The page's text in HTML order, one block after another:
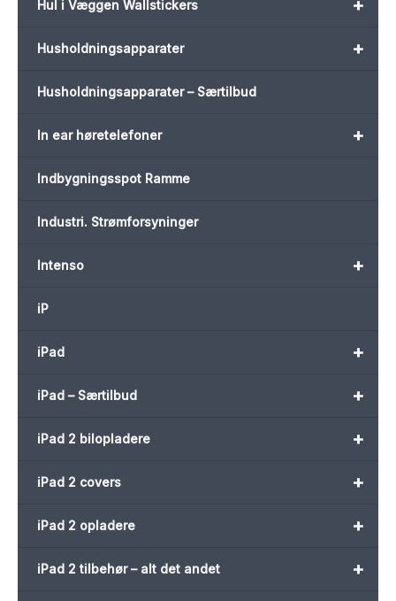
+
Hul i Væggen Wallstickers
+
Husholdningsapparater
Husholdningsapparater – Særtilbud
+
In ear høretelefoner
Indbygningsspot Ramme
Industri. Strømforsyninger
+
Intenso
iP
+
iPad
+
iPad – Særtilbud
+
iPad 2 bilopladere
+
iPad 2 covers
+
iPad 2 opladere
+
iPad 2 tilbehør – alt det andet